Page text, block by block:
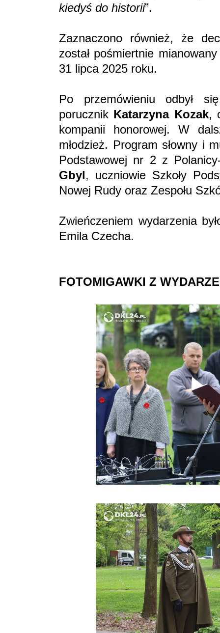
kiedyś do historii”.
Zaznaczono również, że
został pośmiertnie
31 lipca 2025 roku.
Po przemówieniu odbył
porucznik Katarzyna Kozak,
kompanii honorowej. W
młodzież. Program słowny i
Podstawowej nr 2 z
Gbyl, uczniowie Szkoły
Nowej Rudy oraz Zespołu
Zwieńczeniem wydarzenia
Emila Czecha.
FOTOMIGAWKI Z